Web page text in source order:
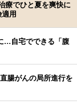
療でひと夏を爽快に
用
…自宅でできる「腹
腸がんの局所進行を